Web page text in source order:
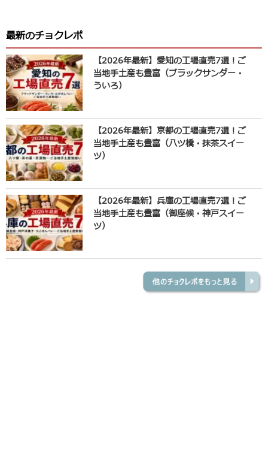
最新のチョクレポ
【2026年最新】愛知の工場直売7選！ご
当地手土産も豊富（ブラックサンダー・
ういろ）
【2026年最新】京都の工場直売7選！ご
当地手土産も豊富（八ツ橋・抹茶スイー
ツ）
【2026年最新】兵庫の工場直売7選！ご
当地手土産も豊富（御座候・神戸スイー
ツ）